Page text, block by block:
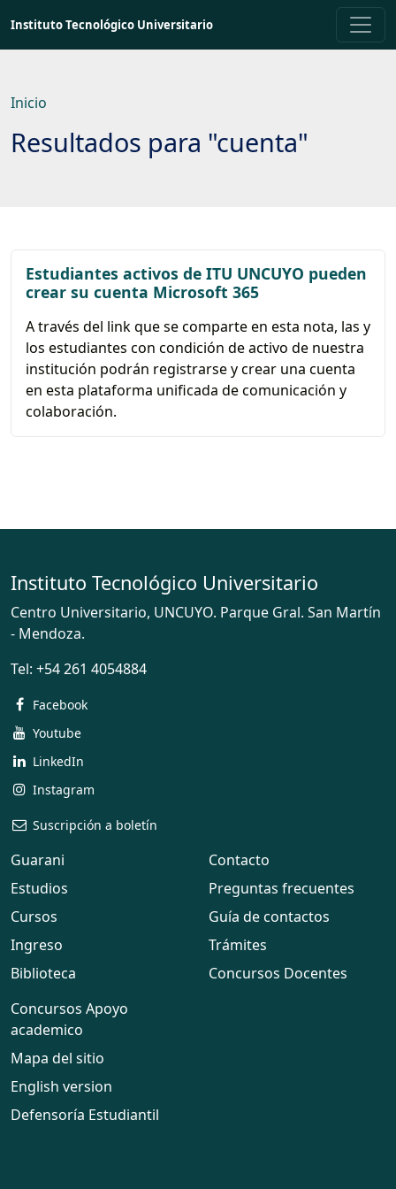
contenido
Instituto Tecnológico Universitario
Inicio
Resultados para "cuenta"
Estudiantes activos de ITU UNCUYO pueden
crear su cuenta Microsoft 365
A través del link que se comparte en esta nota, las y
los estudiantes con condición de activo de nuestra
institución podrán registrarse y crear una cuenta
en esta plataforma unificada de comunicación y
colaboración.
Instituto Tecnológico Universitario
Centro Universitario, UNCUYO. Parque Gral. San Martín
- Mendoza.
Tel: +54 261 4054884
Facebook
Youtube
LinkedIn
Instagram
Suscripción a boletín
Guarani
Estudios
Cursos
Ingreso
Biblioteca
Contacto
Preguntas frecuentes
Guía de contactos
Trámites
Concursos Docentes
Concursos Apoyo
academico
Mapa del sitio
English version
Defensoría Estudiantil